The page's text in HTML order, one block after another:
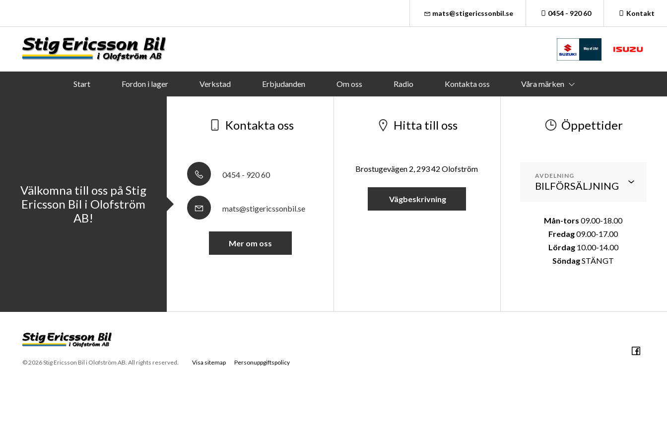
mats@stigericssonbil.se 0454 - 920 60 Kontakt
Start Fordon i lager Verkstad Erbjudanden Om oss Radio Kontakta oss Våra märken
Välkomna till oss på Stig
Ericsson Bil i Olofström
AB!
Kontakta oss
0454 - 920 60
mats@stigericssonbil.se
Mer om oss
Hitta till oss
Brostugevägen 2, 293 42 Olofström
Vägbeskrivning
Öppettider
AVDELNING
Mån-tors 09.00-18.00
Fredag09.00-17.00
Lördag10.00-14.00
SöndagSTÄNGT
© 2026 Stig Ericsson Bil i Olofström AB. All rights reserved. Visa sitemap Personuppgiftspolicy